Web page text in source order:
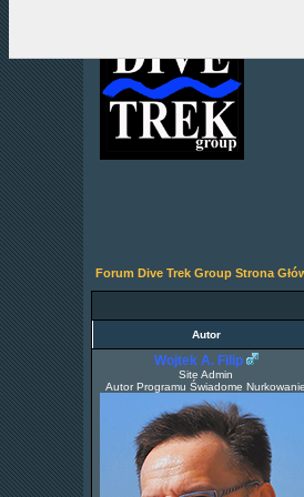
Forum Dive Trek Group Strona
Autor
Wojtek A. Filip
Site Admin
Autor Programu Świadome Nurkowanie